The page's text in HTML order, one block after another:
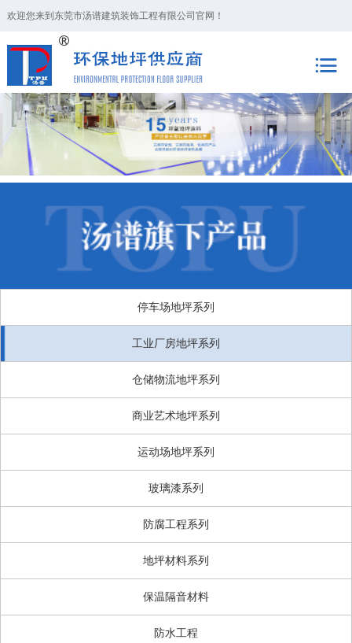
欢迎您来到东莞市汤谱建筑装饰工程有限公司官网！
停车场地坪系列
工业厂房地坪系列
仓储物流地坪系列
商业艺术地坪系列
运动场地坪系列
玻璃漆系列
防腐工程系列
地坪材料系列
保温隔音材料
防水工程